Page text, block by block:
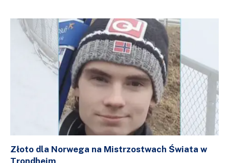
Złoto dla Norwega na Mistrzostwach Świata w
Trondheim